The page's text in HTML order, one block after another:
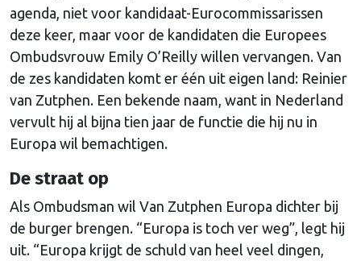
agenda, niet voor kandidaat-Eurocommissarissen
deze keer, maar voor de kandidaten die Europees
Ombudsvrouw Emily O’Reilly willen vervangen. Van
de zes kandidaten komt er één uit eigen land: Reinier
van Zutphen. Een bekende naam, want in Nederland
vervult hij al bijna tien jaar de functie die hij nu in
Europa wil bemachtigen.
De straat op
Als Ombudsman wil Van Zutphen Europa dichter bij
de burger brengen. “Europa is toch ver weg”, legt hij
uit. “Europa krijgt de schuld van heel veel dingen,